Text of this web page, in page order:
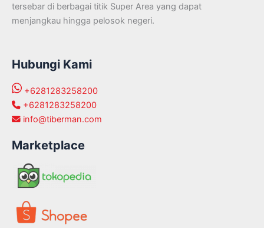
tersebar di berbagai titik Super Area yang dapat
menjangkau hingga pelosok negeri.
Hubungi Kami
+6281283258200
+6281283258200
info@tiberman.com
Marketplace